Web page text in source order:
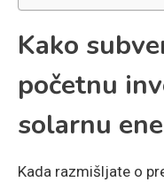
Kako
početnu
solarnu
Kada razmišljate o